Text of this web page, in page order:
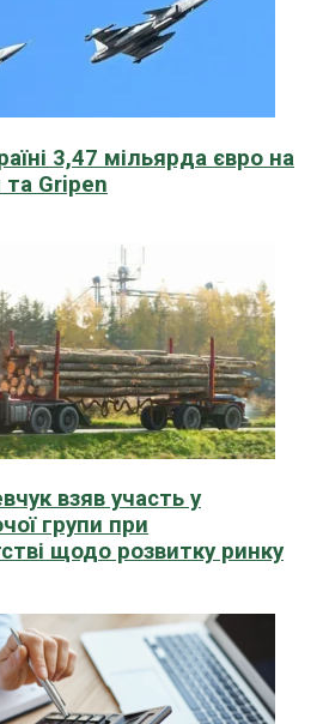
3,47 мільярда євро на
Gripen
взяв участь у
групи при
щодо розвитку ринку